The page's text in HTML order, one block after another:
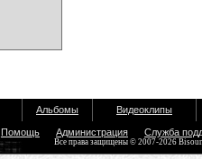
Альбомы Видеоклипы
Помощь Администрация Служба
Все права защищены © 2007-2026